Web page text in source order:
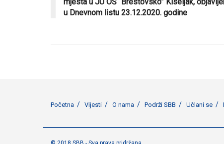
u Dnevnom listu 23.12.2020. godine
Početna Vijesti O nama Podrži SBB Učlani se